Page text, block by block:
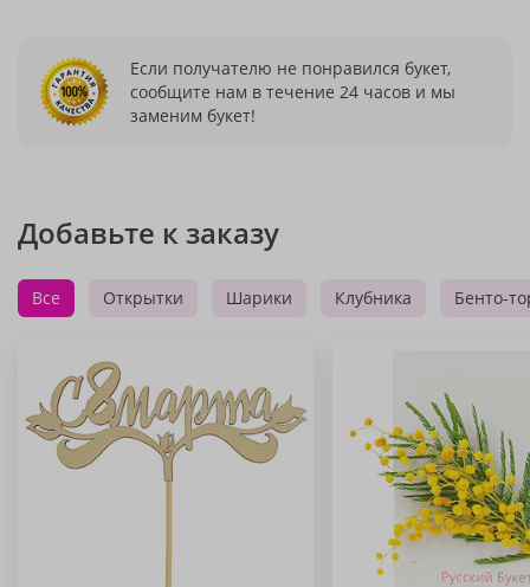
Если получателю не понравился букет,
сообщите нам в течение 24 часов и мы
заменим букет!
Добавьте к заказу
Все Открытки Шарики Клубника Бенто-